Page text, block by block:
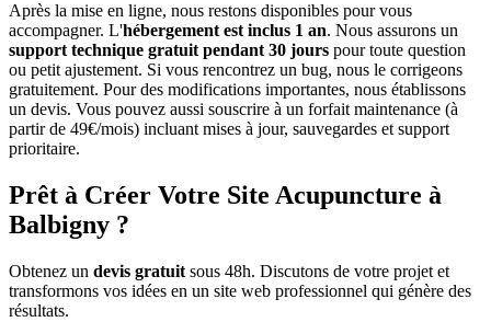
Après la mise en ligne, nous restons disponibles pour vous
accompagner. L'hébergement est inclus 1 an. Nous assurons un
support technique gratuit pendant 30 jours pour toute question
ou petit ajustement. Si vous rencontrez un bug, nous le corrigeons
gratuitement. Pour des modifications importantes, nous établissons
un devis. Vous pouvez aussi souscrire à un forfait maintenance (à
partir de 49€/mois) incluant mises à jour, sauvegardes et support
prioritaire.
Prêt à Créer Votre Site Acupuncture à
Balbigny ?
Obtenez un devis gratuit sous 48h. Discutons de votre projet et
transformons vos idées en un site web professionnel qui génère des
résultats.